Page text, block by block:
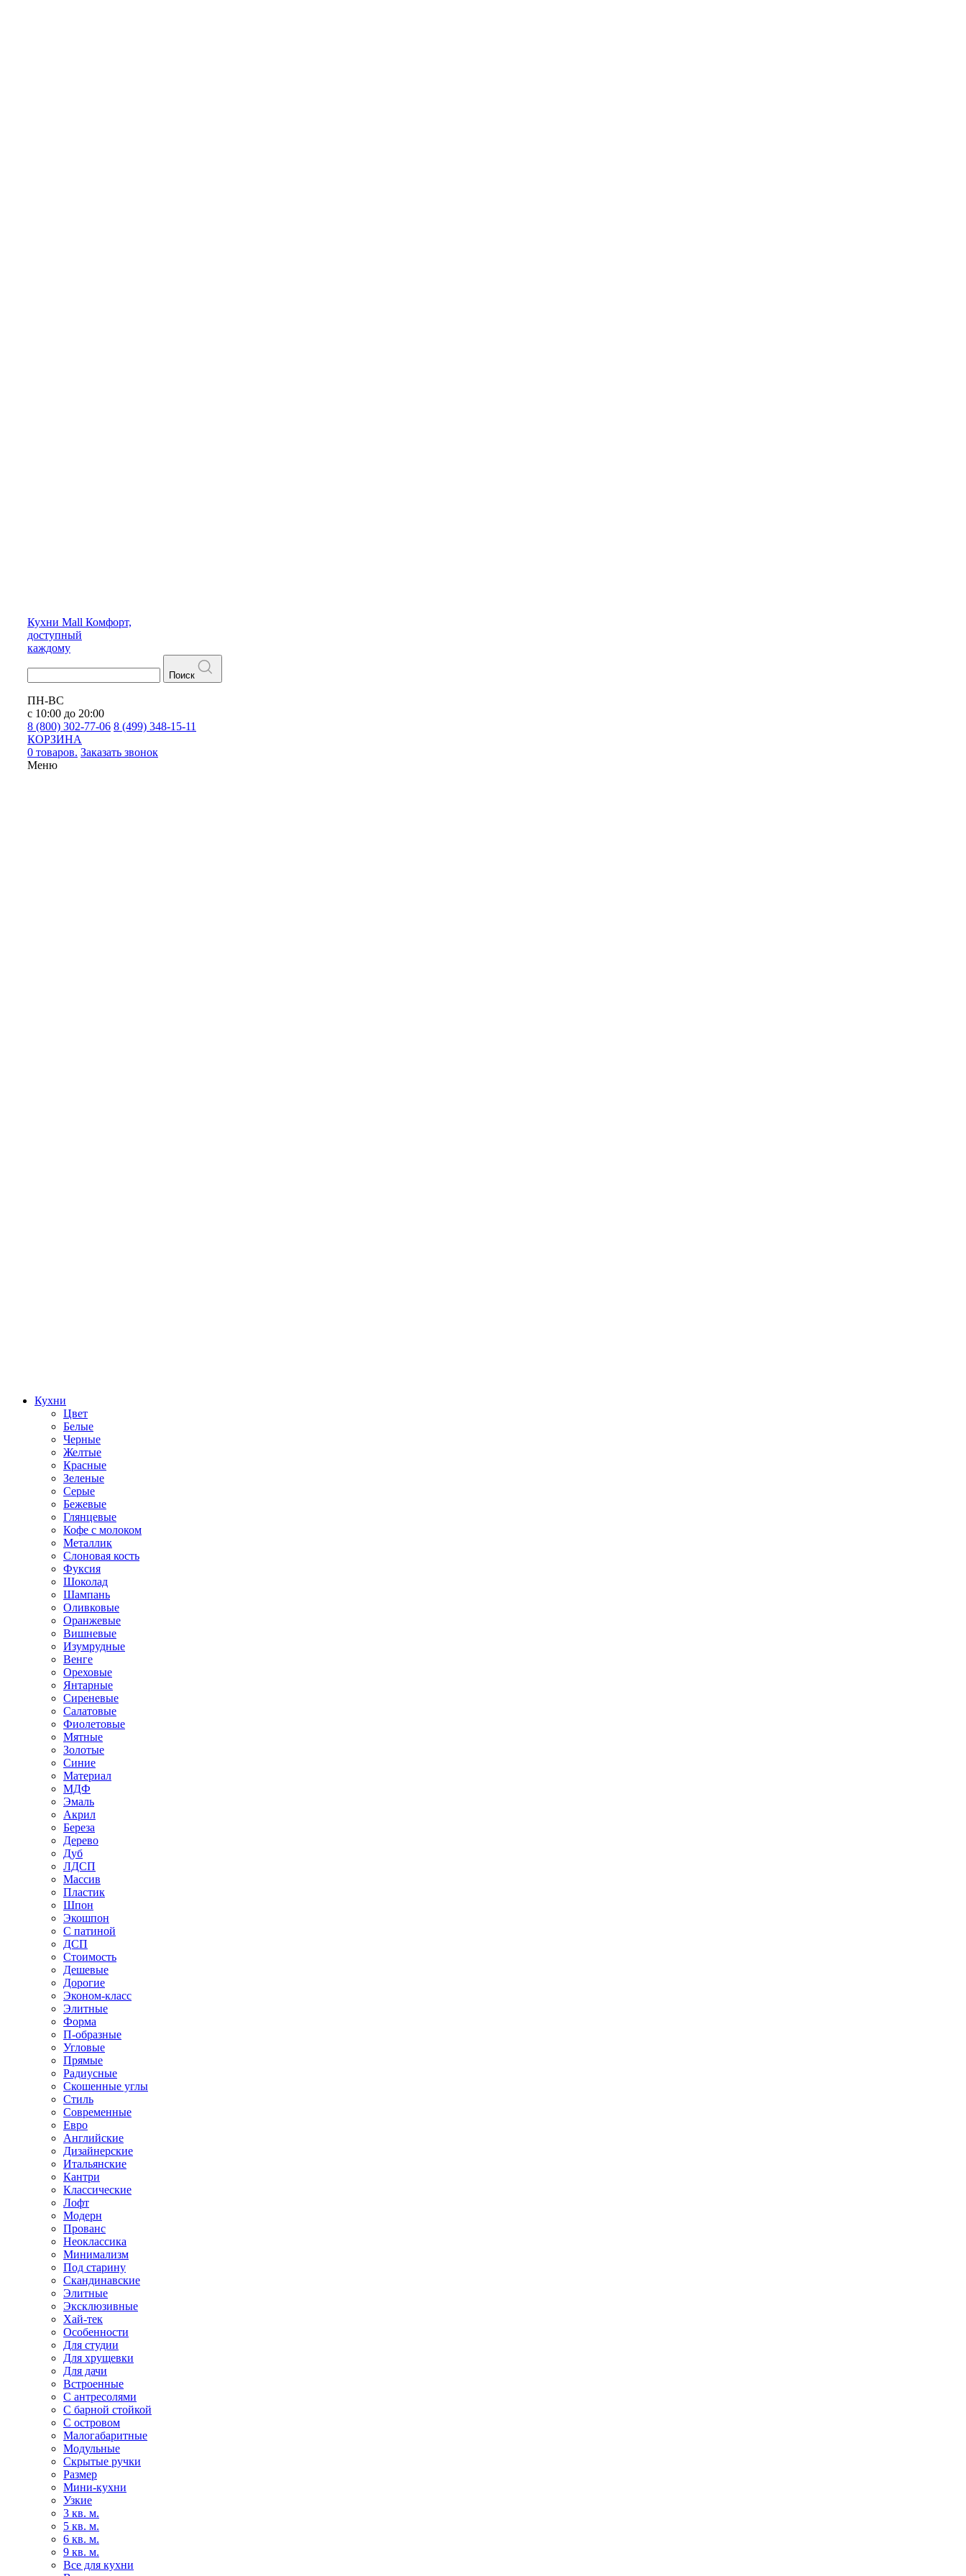
Кухни Mall Комфорт,
доступный
каждому
Поиск
ПН-ВС
с 10:00 до 20:00
8 (800) 302-77-06 8 (499) 348-15-11
КОРЗИНА
0 товаров. Заказать звонок
Меню
Кухни
Цвет
Белые
Черные
Желтые
Красные
Зеленые
Серые
Бежевые
Глянцевые
Кофе с молоком
Металлик
Слоновая кость
Фуксия
Шоколад
Шампань
Оливковые
Оранжевые
Вишневые
Изумрудные
Венге
Ореховые
Янтарные
Сиреневые
Салатовые
Фиолетовые
Мятные
Золотые
Синие
Материал
МДФ
Эмаль
Акрил
Береза
Дерево
Дуб
ЛДСП
Массив
Пластик
Шпон
Экошпон
С патиной
ДСП
Стоимость
Дешевые
Дорогие
Эконом-класс
Элитные
Форма
П-образные
Угловые
Прямые
Радиусные
Скошенные углы
Стиль
Современные
Евро
Английские
Дизайнерские
Итальянские
Кантри
Классические
Лофт
Модерн
Прованс
Неоклассика
Минимализм
Под старину
Скандинавские
Элитные
Эксклюзивные
Хай-тек
Особенности
Для студии
Для хрущевки
Для дачи
Встроенные
С антресолями
С барной стойкой
С островом
Малогабаритные
Модульные
Скрытые ручки
Размер
Мини-кухни
Узкие
3 кв. м.
5 кв. м.
6 кв. м.
9 кв. м.
Все для кухни